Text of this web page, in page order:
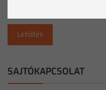
Letöltés
SAJTÓKAPCSOLAT